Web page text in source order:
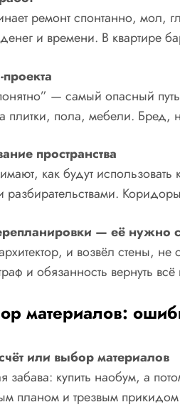
ремонт спонтанно, мол,
и времени. В квартире
— самый опасный
плитки, пола, мебели. Бред,
пространства
как будут
— её нужно
и возвёл стены,
и обязанность вернуть
материалов:
или выбор материалов
купить наобум, а
планом и трезвым